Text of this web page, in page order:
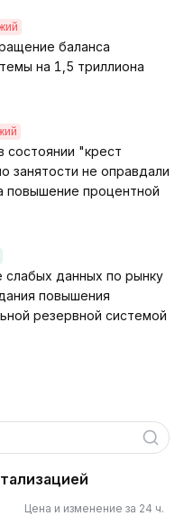
баланса
на 1,5 триллиона
состоянии "крест
занятости не оправдали
повышение процентной
слабых данных по рынку
повышения
резервной системой
Цена и изменение за 24 ч.